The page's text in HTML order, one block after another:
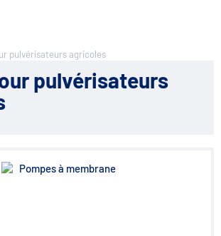
pulvérisateurs agricoles
pulvérisateurs